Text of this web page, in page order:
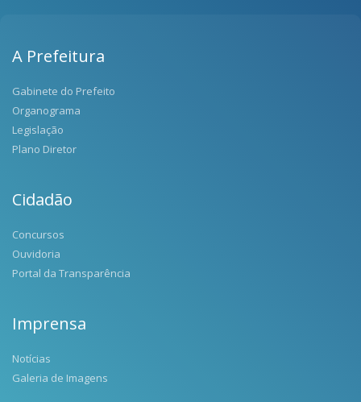
A Prefeitura
Gabinete do Prefeito
Organograma
Legislação
Plano Diretor
Cidadão
Concursos
Ouvidoria
Portal da Transparência
Imprensa
Notícias
Galeria de Imagens